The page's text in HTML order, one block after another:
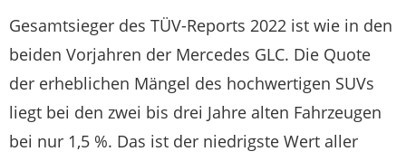
Gesamtsieger des TÜV-Reports 2022 ist wie in den
beiden Vorjahren der Mercedes GLC. Die Quote
der erheblichen Mängel des hochwertigen SUVs
liegt bei den zwei bis drei Jahre alten Fahrzeugen
bei nur 1,5 %. Das ist der niedrigste Wert aller